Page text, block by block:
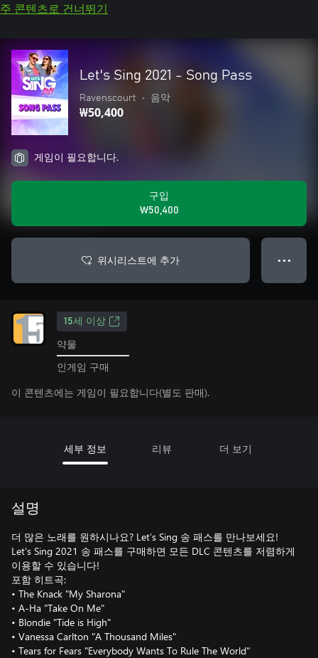
주 콘텐츠로 건너뛰기
Let's Sing 2021 - Song Pass
Ravenscourt • 음악
₩50,400
게임이 필요합니다.
구입
₩50,400
위시리스트에 추가 ● ● ●
15세 이상
약물
인게임 구매
이 콘텐츠에는 게임이 필요합니다(별도 판매).
세부 정보 리뷰 더 보기
설명
더 많은 노래를 원하시나요? Let’s Sing 송 패스를 만나보세요!
Let's Sing 2021 송 패스를 구매하면 모든 DLC 콘텐츠를 저렴하게
이용할 수 있습니다!
포함 히트곡:
• The Knack "My Sharona"
• A-Ha "Take On Me"
• Blondie "Tide is High"
• Vanessa Carlton "A Thousand Miles"
• Tears for Fears "Everybody Wants To Rule The World"